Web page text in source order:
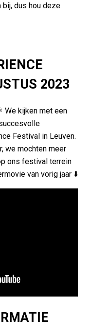
bij, dus hou deze
2023
kijken met een
Festival in Leuven.
we mochten meer
ons festival terrein
van vorig jaar ⬇️